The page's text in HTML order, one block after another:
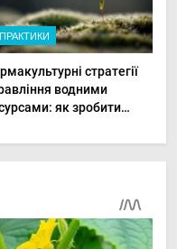
ПРАКТИКИ
стратегії
водними
як зробити